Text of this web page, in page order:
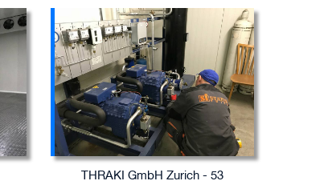
THRAKI GmbH Zurich - 53